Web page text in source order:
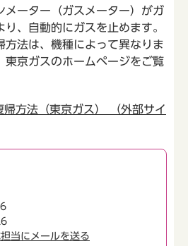
メーター（ガスメーター）がガ
、自動的にガスを止めます。
法は、機種によって異なりま
東京ガスのホームページをご覧
帰方法（東京ガス） （外部サイ
当にメールを送る